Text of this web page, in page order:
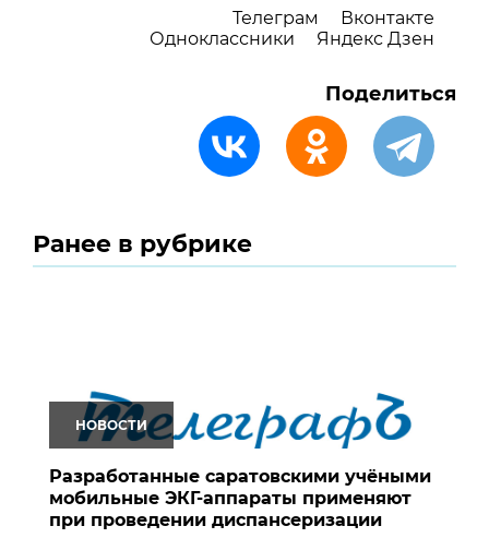
Телеграм
Вконтакте
Одноклассники
Яндекс Дзен
Поделиться
Ранее в рубрике
НОВОСТИ
Разработанные саратовскими учёными
мобильные ЭКГ-аппараты применяют
при проведении диспансеризации